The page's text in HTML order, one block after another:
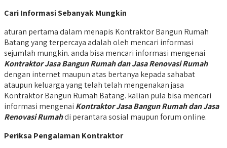
Cari Informasi Sebanyak Mungkin
aturan pertama dalam menapis Kontraktor Bangun Rumah
Batang yang terpercaya adalah oleh mencari informasi
sejumlah mungkin. anda bisa mencari informasi mengenai
Kontraktor Jasa Bangun Rumah dan Jasa Renovasi Rumah
dengan internet maupun atas bertanya kepada sahabat
ataupun keluarga yang telah telah mengenakan jasa
Kontraktor Bangun Rumah Batang. kalian pula bisa mencari
informasi mengenai Kontraktor Jasa Bangun Rumah dan Jasa
Renovasi Rumahdi perantara sosial maupun forum online.
Periksa Pengalaman Kontraktor